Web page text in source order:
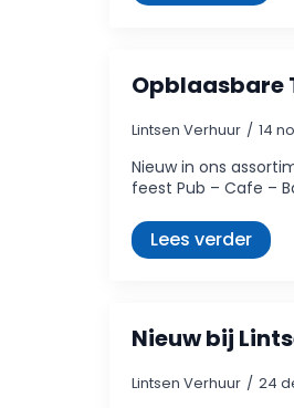
Opblaasbare
Lintsen Verhuur 14
Nieuw in ons
feest Pub – Cafe –
Lees verder
Nieuw bij
Lintsen Verhuur 24